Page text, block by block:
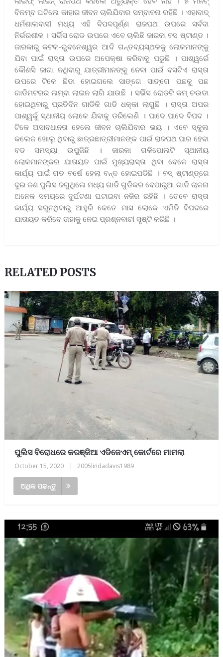
ବିଳମ୍ବ ଘଟିଲେ କାହାର ଜୀବନ ଚାଲିଯିବାର ସମ୍ବାବନା ରହିଛି । ଏହାବାଦ୍
ଧର୍ମଶାଳାବାସୀ ମଧ୍ୟ ଏହି ବିପଦପୂର୍ଣ୍ଣ ରାଜପଥ ଉପରେ ସର୍ବଦା
ନିର୍ଭରଶୀଳ । ସର୍ଭିସ ରୋଡ ଉପରେ ଏବେ ଚାଲିଛି ଜାରକା ବସ ଷ୍ଟାଣ୍ଡ ।
ଜାରକାରୁ କଟକ-ଭୁବନେଶ୍ୱର ଆଦି ଗନ୍ତବ୍ୟସ୍ଥଳକୁ ଲୋକମାନଙ୍କୁ
ଯିବା ପାଇଁ ରାସ୍ତା ଉପରେ ଅପେକ୍ଷା କରିବାକୁ ପଡୁଛି । ପାଶ୍ୱର୍ରେ
କୌଣସି ଜାଗା ନଥିବାରୁ ଯାତ୍ରୀମାନଙ୍କୁ ନେବା ପାଇଁ ବସଟିଏ ରାସ୍ତା
ଉପରେ ଟିକେ ଛିଡା ହୋଇଗଲେ ସାଙ୍ଗେ ସାଙ୍ଗେ ପଛକୁ ପଛ
ଗାଡିମଟରର ଲମ୍ବା ଲାଇନ ଲାଗି ଯାଉଛି । ସର୍ଭିସ ରୋଡଟି କମ୍ ଚଉଡା
ହୋଇଥିବାରୁ ପ୍ରତିଦିନ ଗାଡିକି ଗାଡି ଧକ୍କା ଲାଗୁଛି । ରାସ୍ତା ଅପର
ପାଶ୍ୱର୍କୁ ସ୍ଥାନୀୟ ଲୋକେ ଯିବାକୁ ଡରିଲେଣି । ପାଦେ ପାଦେ ବିପଦ ।
ଟିକେ ଅସାବଧାନତା ହେଲେ ଜୀବନ ଚାଲିଯିବାର ଭୟ । ଏବେ ସ୍କୁଲ
କଲେଜ ଖୋଲୁ ଥିବାରୁ ଛାତ୍ରଛାତ୍ରୀମାନଙ୍କ ପାଇଁ ରାଜପଥ ପାର ହେବା
ବଡ ସମସ୍ୟା ଉପୁଜିଛି । ଜାରକା ଗଳିପୋଲଟି ସ୍ଥାନୀୟ
ଲୋକମାନଙ୍କର ଯାତାୟତ ପାଇଁ ମୁଖ୍ୟରାସ୍ତା ଥିବା ବେଳେ ରାସ୍ତା
କାର୍ଯ୍ୟ ପାଇଁ ଗତ ବର୍ଷେ ହେଲା ବନ୍ଦ ହୋଇପଡିଛି । ବସ୍ ଷ୍ଟାଣ୍ଡ୍ରେ
ଦୁଇ ଜଣ ପୁଲିସ ଜଗୁଥିଲେ ମଧ୍ୟ ଗାଡି ଗୁଡିକର ବେପାରୁଆ ଗାଡି ଚାଳନା
ଅନେକ ସମୟରେ ଦୁର୍ଘଟଣା ଘଟାଇବା ନଜିର ରହିଛି । ତେବେ ରାସ୍ତା
କାର୍ଯ୍ୟ ସରୁନଥିବାରୁ ଆହୁରି କେତେ ମାସ ଲୋକେ ଏମିତି ବିପଦରେ
ଯାତାୟତ କରିବେ ତାହାକୁ ନେଇ ପ୍ରଶ୍ନବାଚୀ ସୃଷ୍ଟି କରିଛି ।
RELATED POSTS
ପୁଲିସ ବିରୋଧରେ କରଞ୍ଜିଆ ଏଡିଜେଏମ୍ କୋର୍ଟରେ ମାମଲା
October 15, 2020 2005lindadavis1989
ଅଧିକ ପଢନ୍ତୁ